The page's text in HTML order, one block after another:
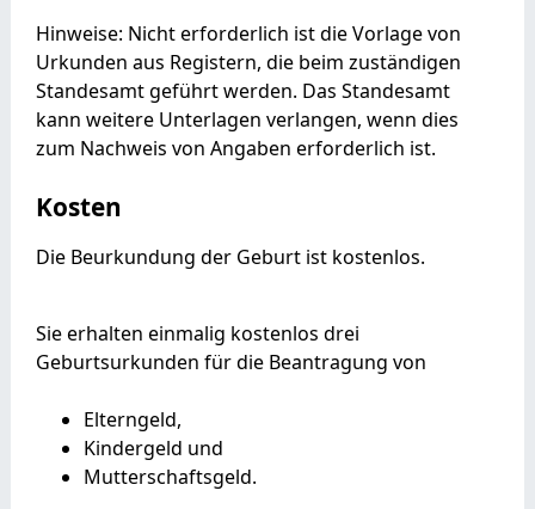
Hinweise: Nicht erforderlich ist die Vorlage von
Urkunden aus Registern, die beim zuständigen
Standesamt geführt werden. Das Standesamt
kann weitere Unterlagen verlangen, wenn dies
zum Nachweis von Angaben erforderlich ist.
Kosten
Die Beurkundung der Geburt ist kostenlos.
Sie erhalten einmalig kostenlos drei
Geburtsurkunden für die Beantragung von
Elterngeld,
Kindergeld und
Mutterschaftsgeld.